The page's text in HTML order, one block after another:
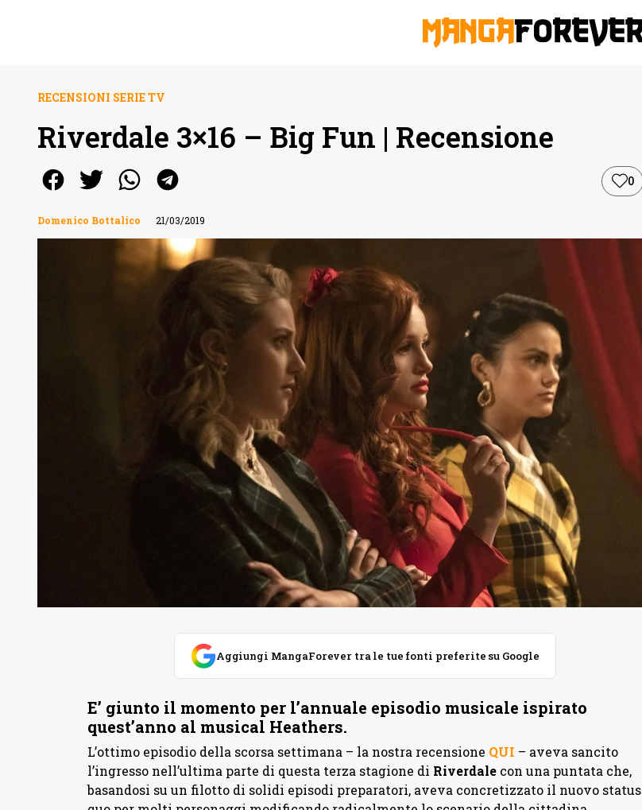
RECENSIONI SERIE TV
Riverdale 3×16 – Big Fun | Recensione
0
Domenico Bottalico 21/03/2019
Aggiungi MangaForever tra le tue fonti preferite su Google
E’ giunto il momento per l’annuale episodio musicale ispirato
quest’anno al musical Heathers.
L’ottimo episodio della scorsa settimana – la nostra recensione QUI – aveva sancito
l’ingresso nell’ultima parte di questa terza stagione di Riverdalecon una puntata che,
basandosi su un filotto di solidi episodi preparatori, aveva concretizzato il nuovo status